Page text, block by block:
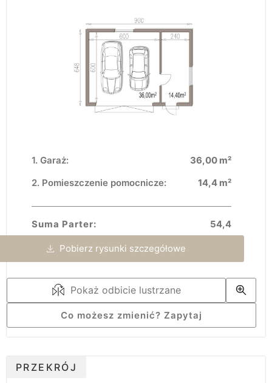
Garaż:
36,00 m²
Pomieszczenie pomocnicze:
14,4 m²
Suma Parter: 54,4
Pokaż odbicie lustrzane
Co możesz zmienić? Zapytaj
Pobierz rysunki szczegółowe
PRZEKRÓJ